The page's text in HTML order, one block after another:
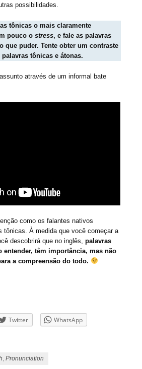
possibilidades.
tônicas o mais claramente
pouco ostress, e fale as palavras
que puder. Tente obter um contraste
tônicas e átonas.
através de um informal bate
como os falantes nativos
tônicas. À medida que você começar a
descobrirá que no inglês,palavras
entender, têm importância, mas não
a compreensão do todo.
Twitter
WhatsApp
,Pronunciation